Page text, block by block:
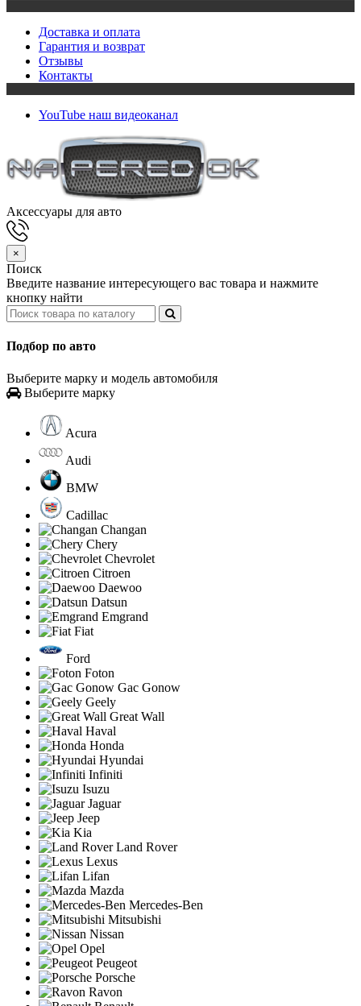
Доставка и оплата
Гарантия и возврат
Отзывы
Контакты
YouTube наш видеоканал
Аксессуары для авто
×
Поиск
Введите название интересующего вас товара и нажмите
кнопку найти
Подбор по авто
Выберите марку и модель автомобиля
Выберите марку
Acura
Audi
BMW
Cadillac
Changan
Chery
Chevrolet
Citroen
Daewoo
Datsun
Emgrand
Fiat
Ford
Foton
Gac Gonow
Geely
Great Wall
Haval
Honda
Hyundai
Infiniti
Isuzu
Jaguar
Jeep
Kia
Land Rover
Lexus
Lifan
Mazda
Mercedes-Ben
Mitsubishi
Nissan
Opel
Peugeot
Porsche
Ravon